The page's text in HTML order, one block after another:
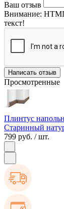
Ваш отзыв
Внимание:
текст!
Написать отзыв
Просмотренные
Плинтус
Старинный
799 руб. / шт.